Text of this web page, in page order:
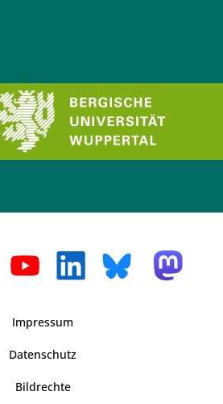
Impressum
Datenschutz
Bildrechte